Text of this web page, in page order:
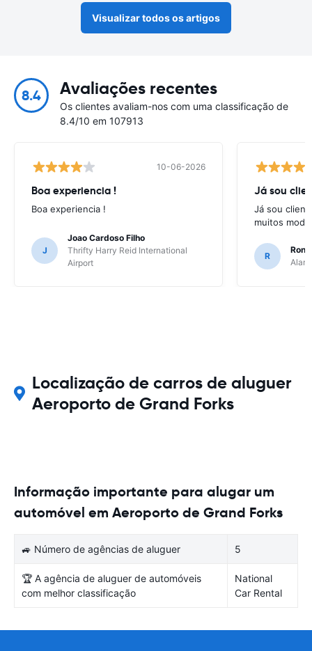
Visualizar todos os artigos
8.4 Avaliações recentes
Os clientes avaliam-nos com uma classificação de
8.4/10 em 107913
10-06-2026
Boa experiencia !
Boa experiencia !
J
Joao Cardoso Filho
Thrifty Harry Reid International
Airport
Já sou
Já sou
muitos
R
Localização de carros de aluguer
Aeroporto de Grand Forks
Informação importante para alugar um
automóvel em Aeroporto de Grand Forks
🚙 Número de agências de aluguer 5
🏆 A agência de aluguer de automóveis
com melhor classificação
National
Car Rental